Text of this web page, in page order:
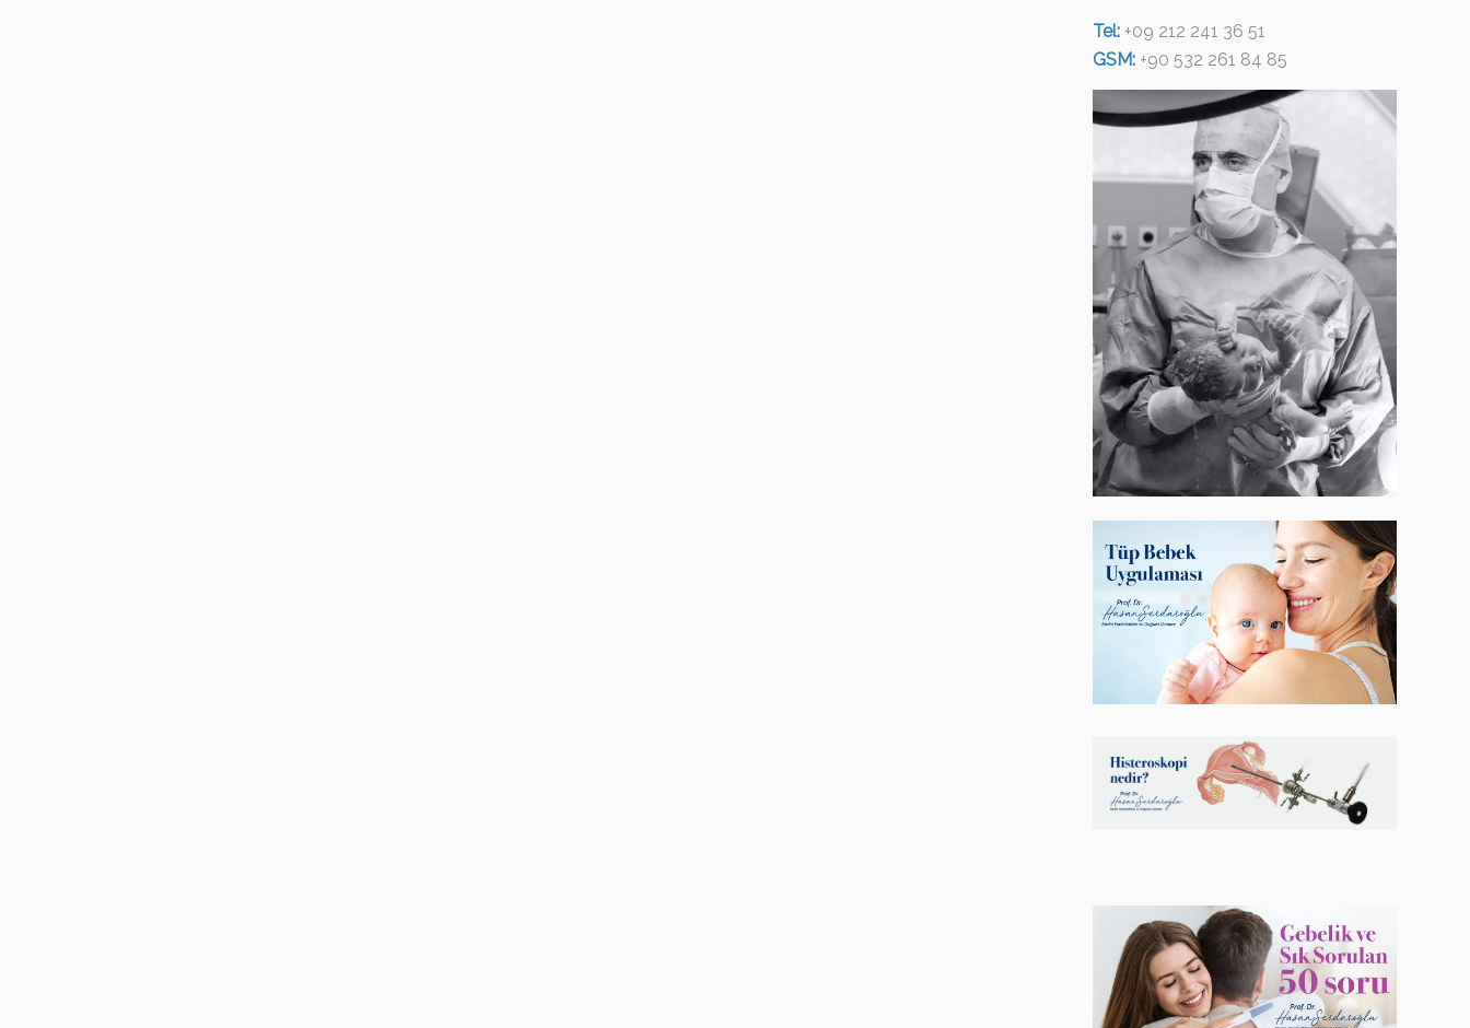
Tel: +09 212 241 36 51
GSM: +90 532 261 84 85